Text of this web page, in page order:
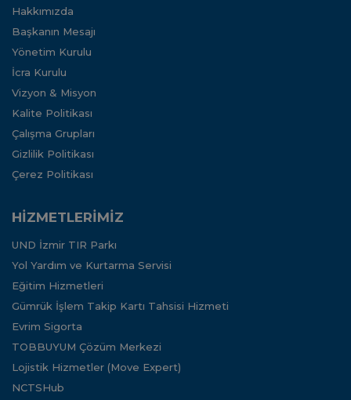
Hakkımızda
Başkanın Mesajı
Yönetim Kurulu
İcra Kurulu
Vizyon & Misyon
Kalite Politikası
Çalışma Grupları
Gizlilik Politikası
Çerez Politikası
HİZMETLERİMİZ
UND İzmir TIR Parkı
Yol Yardım ve Kurtarma Servisi
Eğitim Hizmetleri
Gümrük İşlem Takip Kartı Tahsisi Hizmeti
Evrim Sigorta
TOBBUYUM Çözüm Merkezi
Lojistik Hizmetler (Move Expert)
NCTSHub